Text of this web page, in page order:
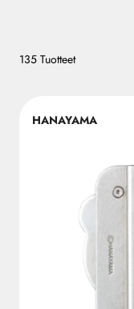
135 Tuotteet
HANAYAMA